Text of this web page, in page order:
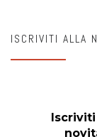
ISCRIVITI ALLA